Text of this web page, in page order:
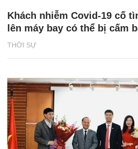
THỜI SỰ
Khách nhiễm Covid-19 cố
lên máy bay có thể bị cấm